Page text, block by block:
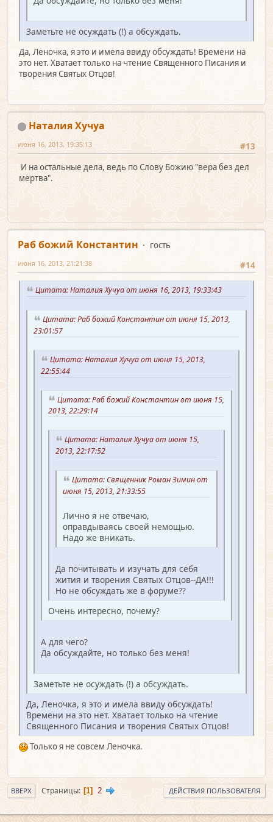
Заметьте не осуждать (!) а обсуждать.
Да, Леночка, я это и имела ввиду обсуждать! Времени на
это нет. Хватает только на чтение Священного Писания и
творения Святых Отцов!
Наталия Хучуа
#13
июня 16, 2013, 19:35:13
И на остальные дела, ведь по Слову Божию "вера без дел
мертва".
Раб божий Константин
гость
#14
июня 16, 2013, 21:21:38
Цитата: Наталия Хучуа от июня 16, 2013, 19:33:43
Цитата: Раб божий Константин от июня 15, 2013,
23:01:57
Цитата: Наталия Хучуа от июня 15, 2013,
22:55:44
Цитата: Раб божий Константин от июня 15,
2013, 22:29:14
Цитата: Наталия Хучуа от июня 15,
2013, 22:17:52
Цитата: Священник Роман Зимин от
июня 15, 2013, 21:33:55
Лично я не отвечаю,
оправдываясь своей немощью.
Надо же вникать.
Да почитывать и изучать для себя
жития и творения Святых Отцов--ДА!!!
Но не обсуждать же в форуме??
Очень интересно, почему?
А для чего?
Да обсуждайте, но только без меня!
Заметьте не осуждать (!) а обсуждать.
Да, Леночка, я это и имела ввиду обсуждать!
Времени на это нет. Хватает только на чтение
Священного Писания и творения Святых Отцов!
Только я не совсем Леночка.
ВВЕРХ Страницы 1 2 ДЕЙСТВИЯ ПОЛЬЗОВАТЕЛЯ